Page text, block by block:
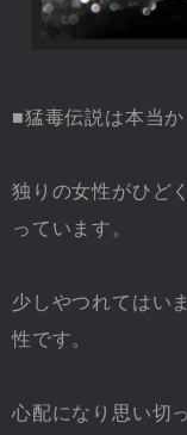
■猛毒伝説は本当
独りの女性がひど
っています。
少しやつれてはい
性です。
心配になり思い切